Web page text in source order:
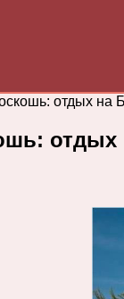
отдых на
отдых